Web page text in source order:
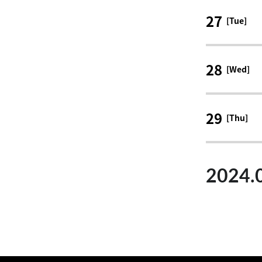
27 [Tue]
28 [Wed]
29 [Thu]